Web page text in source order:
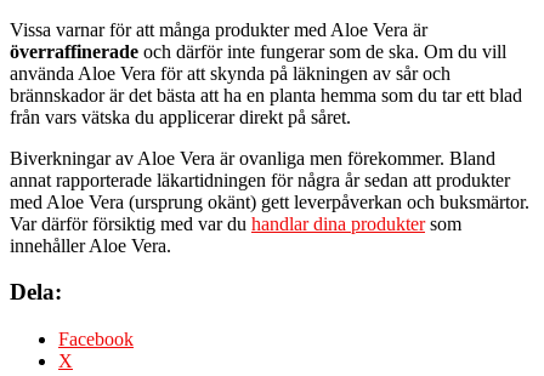
Vissa varnar för att många produkter med Aloe Vera är
överraffinerade och därför inte fungerar som de ska. Om du vill
använda Aloe Vera för att skynda på läkningen av sår och
brännskador är det bästa att ha en planta hemma som du tar ett blad
från vars vätska du applicerar direkt på såret.
Biverkningar av Aloe Vera är ovanliga men förekommer. Bland
annat rapporterade läkartidningen för några år sedan att produkter
med Aloe Vera (ursprung okänt) gett leverpåverkan och buksmärtor.
Var därför försiktig med var du handlar dina produktersom
innehåller Aloe Vera.
Dela:
Facebook
X